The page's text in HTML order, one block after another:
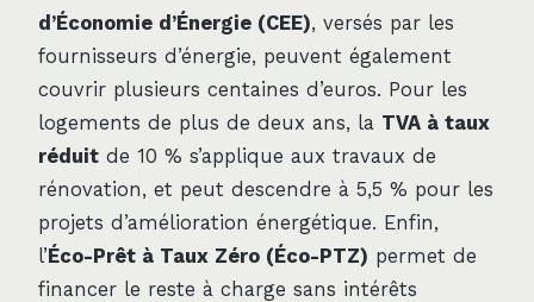
d’Économie d’Énergie (CEE), versés par les
fournisseurs d’énergie, peuvent également
couvrir plusieurs centaines d’euros. Pour les
logements de plus de deux ans, la TVA à taux
réduit de 10 % s’applique aux travaux de
rénovation, et peut descendre à 5,5 % pour les
projets d’amélioration énergétique. Enfin,
l’Éco-Prêt à Taux Zéro (Éco-PTZ) permet de
financer le reste à charge sans intérêts